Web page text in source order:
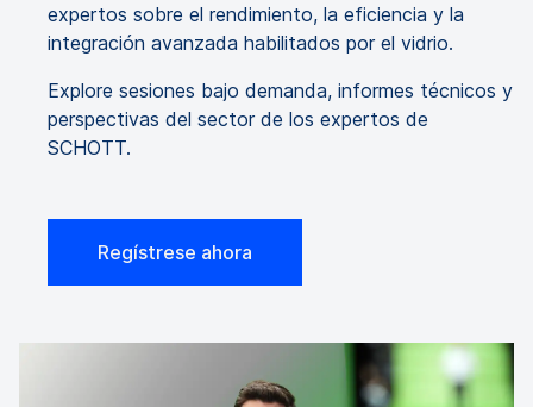
expertos sobre el rendimiento, la eficiencia y la
integración avanzada habilitados por el vidrio.
Explore sesiones bajo demanda, informes técnicos y
perspectivas del sector de los expertos de
SCHOTT.
Regístrese ahora